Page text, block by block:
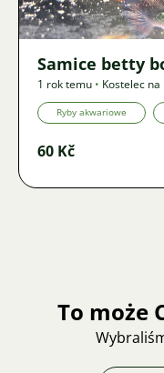
Samice betty
1 rok temu • Kostelec na
Ryby akwariowe
60 Kč
To może